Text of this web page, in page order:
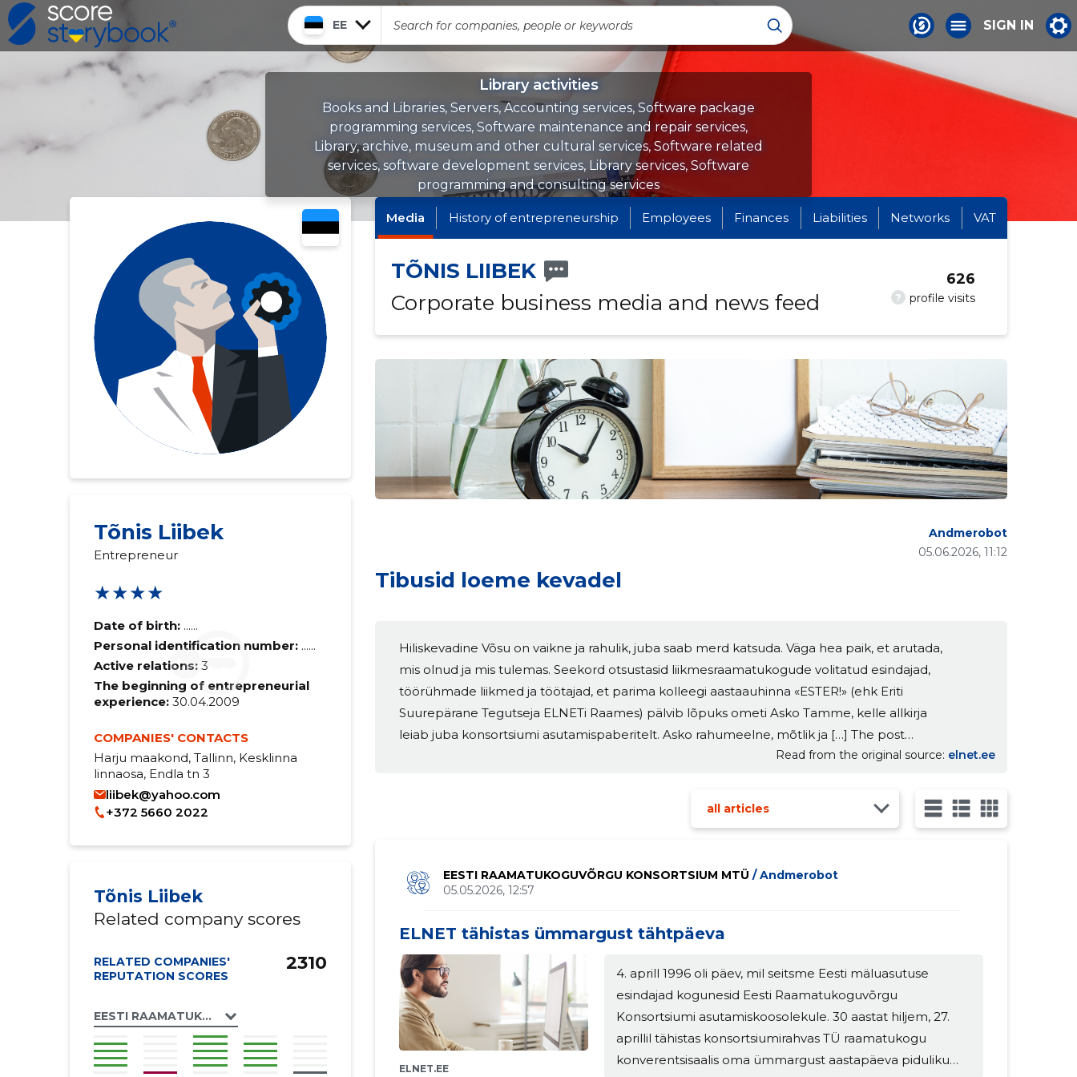
EE SIGN IN
Library activities
Books and Libraries, Servers, Accounting services, Software package
programming services, Software maintenance and repair services,
Library, archive, museum and other cultural services, Software related
services, software development services, Library services, Software
programming and consulting services
Tõnis Liibek
Entrepreneur
★★★★
Date of birth: ......
Personal identification number: ......
Active relations: 3
The beginning of entrepreneurial
experience:30.04.2009
COMPANIES' CONTACTS
Harju maakond, Tallinn, Kesklinna
linnaosa, Endla tn 3
liibek@yahoo.com
+372 5660 2022
Tõnis Liibek
Related company scores
RELATED COMPANIES'
REPUTATION SCORES
EESTI RAAMATUKOGUVÕRGU KONSORTSIUM MTÜ
2310
Media History of entrepreneurship Employees Finances Liabilities Networks VAT
TÕNIS LIIBEK
Corporate business media and news feed
? profile visits
626
Tibusid loeme kevadel
05.06.2026, 11:12
Andmerobot
Hiliskevadine Võsu on vaikne ja rahulik, juba saab merd katsuda. Väga hea paik, et arutada,
mis olnud ja mis tulemas. Seekord otsustasid liikmesraamatukogude volitatud esindajad,
töörühmade liikmed ja töötajad, et parima kolleegi aastaauhinna «ESTER!» (ehk Eriti
Suurepärane Tegutseja ELNETi Raames) pälvib lõpuks ometi Asko Tamme, kelle allkirja
leiab juba konsortsiumi asutamispaberitelt. Asko rahumeelne, mõtlik ja […] The post
Read from the original source elnet.ee
all articles
EESTI RAAMATUKOGUVÕRGU KONSORTSIUM MTÜ / Andmerobot
05.05.2026, 12:57
ELNET tähistas ümmargust tähtpäeva
ELNET.EE
4. aprill 1996 oli päev, mil seitsme Eesti mäluasutuse
esindajad kogunesid Eesti Raamatukoguvõrgu
Konsortsiumi asutamiskoosolekule. 30 aastat hiljem, 27.
aprillil tähistas konsortsiumirahvas TÜ raamatukogu
konverentsisaalis oma ümmargust aastapäeva piduliku